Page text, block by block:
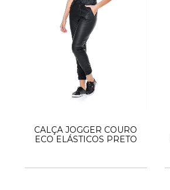
CALÇA JOGGER COURO
ECO ELÁSTICOS PRETO